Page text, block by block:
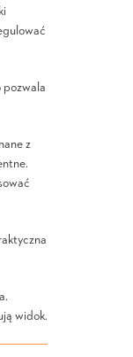
pozwala
z
widok.